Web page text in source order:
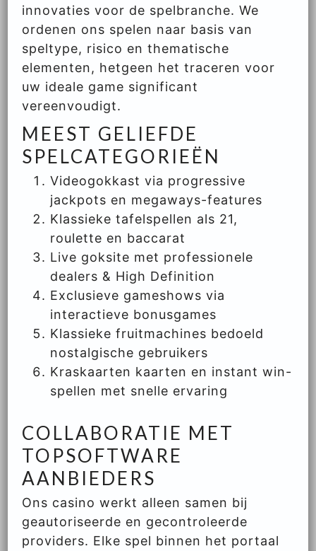
innovaties voor de spelbranche. We
ordenen ons spelen naar basis van
speltype, risico en thematische
elementen, hetgeen het traceren voor
uw ideale game significant
vereenvoudigt.
MEEST GELIEFDE
SPELCATEGORIEËN
Videogokkast via progressive
jackpots en megaways-features
Klassieke tafelspellen als 21,
roulette en baccarat
Live goksite met professionele
dealers & High Definition
Exclusieve gameshows via
interactieve bonusgames
Klassieke fruitmachines bedoeld
nostalgische gebruikers
Kraskaarten kaarten en instant win-
spellen met snelle ervaring
COLLABORATIE MET
TOPSOFTWARE
AANBIEDERS
Ons casino werkt alleen samen bij
geautoriseerde en gecontroleerde
providers. Elke spel binnen het portaal